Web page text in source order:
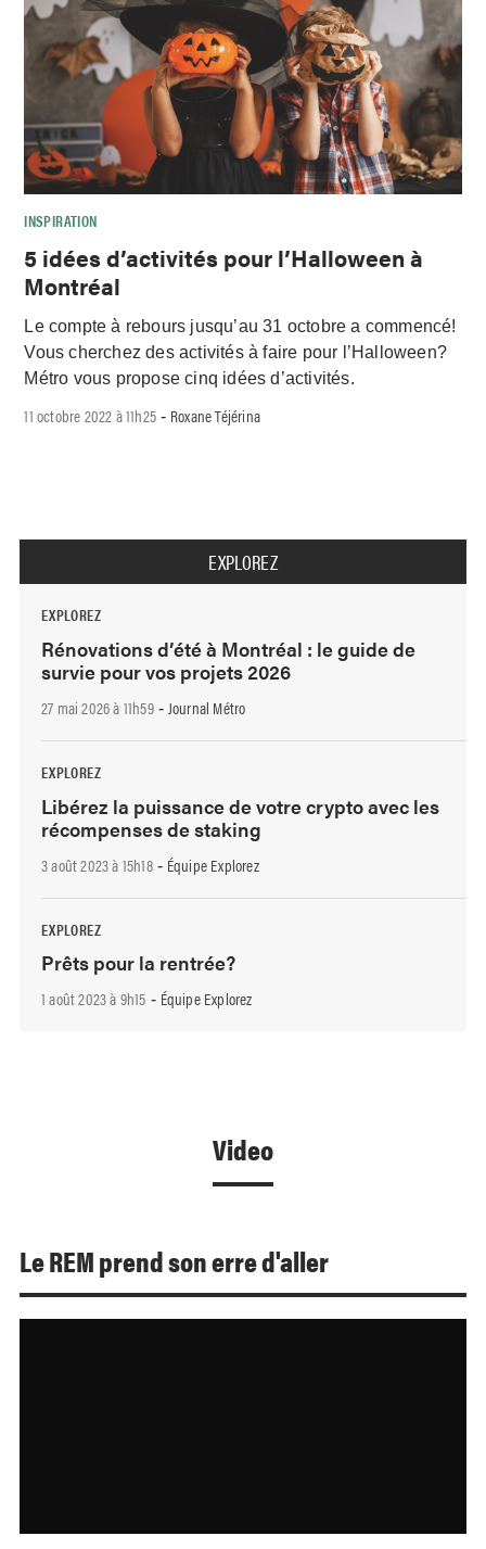
INSPIRATION
5 idées d’activités pour l’Halloween à
Montréal
Le compte à rebours jusqu’au 31 octobre a commencé!
Vous cherchez des activités à faire pour l’Halloween?
Métro vous propose cinq idées d’activités.
11 octobre 2022 à 11h25 - Roxane Téjérina
EXPLOREZ
EXPLOREZ
Rénovations d’été à Montréal : le guide de
survie pour vos projets 2026
27 mai 2026 à 11h59- Journal Métro
EXPLOREZ
Libérez la puissance de votre crypto avec les
récompenses de staking
3 août 2023 à 15h18- Équipe Explorez
EXPLOREZ
Prêts pour la rentrée?
1 août 2023 à 9h15 - Équipe Explorez
Video
Le REM prend son erre d'aller